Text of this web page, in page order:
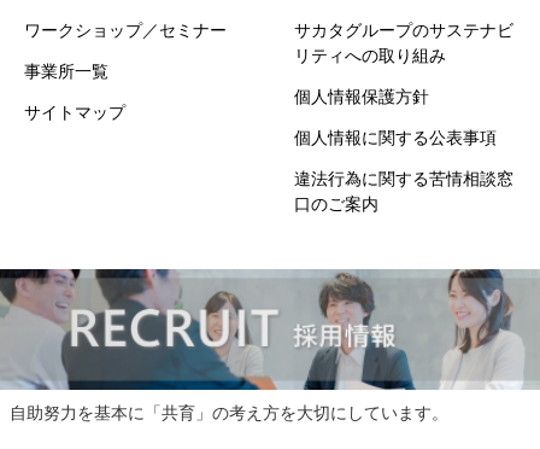
ワークショップ／セミナー
事業所一覧
サイトマップ
サカタグループのサステナビ
リティへの取り組み
個人情報保護方針
個人情報に関する公表事項
違法行為に関する苦情相談窓
口のご案内
自助努力を基本に「共育」の考え方を大切にしています。